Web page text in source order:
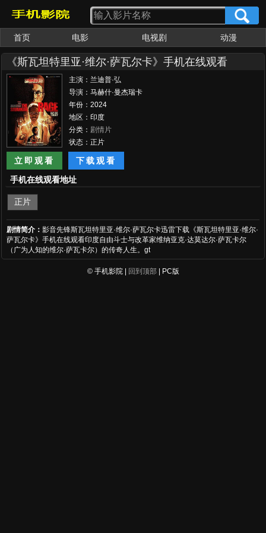
首页 电影 电视剧 动漫
《斯瓦坦特里亚·维尔·萨瓦尔卡》手机在线观看
主演：兰迪普·弘
达 Ankita Lokhande 马克·班
宁顿 阿米特·西亚尔 R·巴克
提·克莱因 拉塞尔·班克
斯 Russell Banks Ed Robinson Apinderdeep Singh
导演：马赫什·曼杰瑞卡
年份：2024
地区：印度
分类： 剧情片
状态：正片
立即观看
下载观看
手机在线观看地址
正片
剧情简介： 影音先锋斯瓦坦特里亚·维尔·萨瓦尔卡迅雷下载《斯瓦坦特里亚·维尔·
萨瓦尔卡》手机在线观看印度自由斗士与改革家维纳亚克·达莫达尔·萨瓦卡尔
（广为人知的维尔·萨瓦卡尔）的传奇人生。gt
© 手机影院 | 回到顶部| PC版